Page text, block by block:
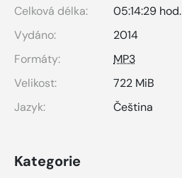
Celková délka:
05:14:29 hod.
Vydáno:
2014
Formáty:
MP3
Velikost:
722 MiB
Jazyk:
Čeština
Kategorie